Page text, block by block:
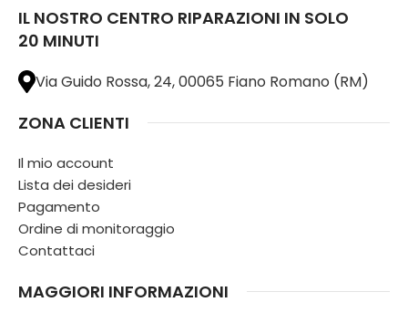
IL NOSTRO CENTRO RIPARAZIONI IN SOLO
20 MINUTI
Via Guido Rossa, 24, 00065 Fiano Romano (RM)
ZONA CLIENTI
Il mio account
Lista dei desideri
Pagamento
Ordine di monitoraggio
Contattaci
MAGGIORI INFORMAZIONI